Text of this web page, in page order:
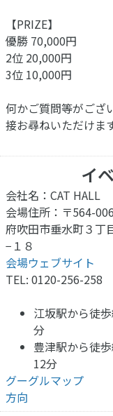
【PRIZE】
優勝 70,000円
2位 20,000円
3位 10,000円
何かご質問等がござ
接お尋ねいただけま
イ
会社名：CAT HALL
会場住所：〒564-
府吹田市垂水町３丁
−１８
会場ウェブサイト
TEL: 0120-256-258
江坂駅から徒
分
豊津駅から徒
12分
グーグルマップ
方向